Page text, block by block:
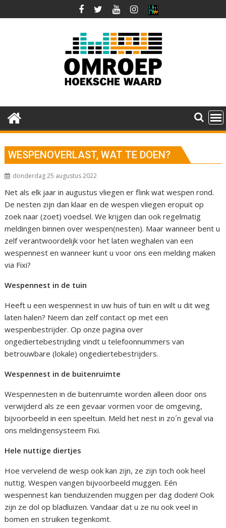
naar
WESPENOVERLAST, WAT TE DOEN?
donderdag 25 augustus 2022
Net als elk jaar in augustus vliegen er flink wat wespen rond.
De nesten zijn dan klaar en de wespen vliegen eropuit op
zoek naar (zoet) voedsel. We krijgen dan ook regelmatig
meldingen binnen over wespen(nesten). Maar wanneer bent u
zelf verantwoordelijk voor het laten weghalen van een
wespennest en wanneer kunt u voor ons een melding maken
via Fixi?
Wespennest in de tuin
Heeft u een wespennest in uw huis of tuin en wilt u dit weg
laten halen? Neem dan zelf contact op met een
wespenbestrijder. Op onze pagina over
ongediertebestrijding vindt u telefoonnummers van
betrouwbare (lokale) ongediertebestrijders.
Wespennest in de buitenruimte
Wespennesten in de buitenruimte worden alleen door ons
verwijderd als ze een gevaar vormen voor de omgeving,
bijvoorbeeld in een speeltuin. Meld het nest in zo´n geval via
ons meldingensysteem Fixi.
Hele nuttige diertjes
Hoe vervelend de wesp ook kan zijn, ze zijn toch ook heel
nuttig. Wespen vangen bijvoorbeeld muggen. Eén
wespennest kan tienduizenden muggen per dag doden! Ook
zijn ze dol op bladluizen. Vandaar dat u ze nu ook veel in
bomen en struiken tegenkomt.